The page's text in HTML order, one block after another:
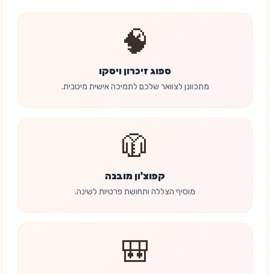
🧠
ספוג זיכרון ויסקו
מתכוונן לצוואר שלכם לתמיכה אישית מיטבית.
🧥
קפוצ'ון מובנה
מוסיף הצללה ותחושת פרטיות לשינה.
🎒